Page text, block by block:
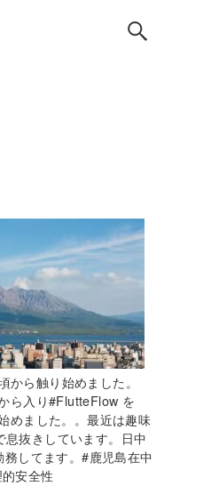
ら触り始めました。
ら入り#FlutteFlow を
めました。。最近は趣味
抜きしています。日中
してます。#鹿児島在中
安全性